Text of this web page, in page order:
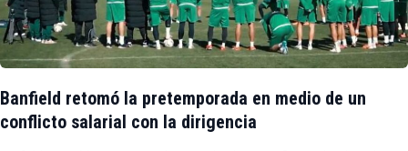
Banfield retomó la pretemporada en medio de un
conflicto salarial con la dirigencia